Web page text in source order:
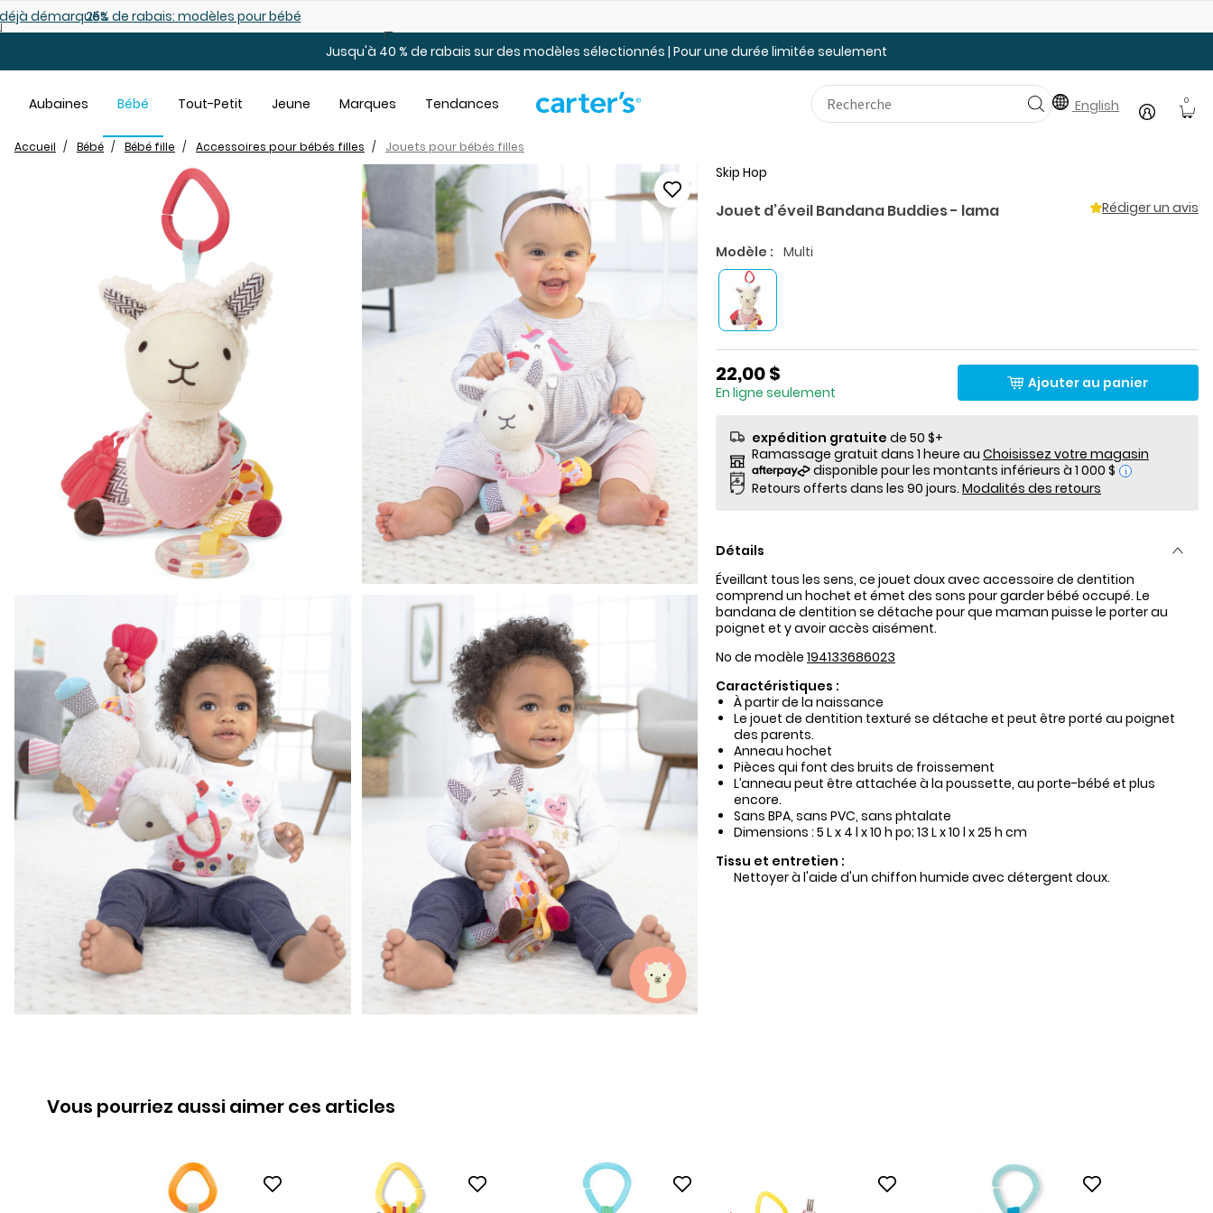
démarqués25% de rabais: modèles pour bébé
Jusqu'à 40 % de rabais sur des modèles sélectionnés | Pour une durée limitée seulement
Aubaines Bébé Tout-Petit Jeune Marques Tendances English 0
Accueil Bébé Bébé fille Accessoires pour bébés filles Jouets pour bébés filles
Skip Hop
Jouet d’éveil Bandana Buddies - lama Rédiger un avis
Modèle : Multi
22,00 $
En ligne seulement
Ajouter au panier
expédition gratuite de 50 $+
Ramassage gratuit dans 1 heure au Choisissez votre magasin
i
Retours offerts dans les 90 jours. Modalités des retours
Détails
Éveillant tous les sens, ce jouet doux avec accessoire de dentition
comprend un hochet et émet des sons pour garder bébé occupé. Le
bandana de dentition se détache pour que maman puisse le porter au
poignet et y avoir accès aisément.
No de modèle 194133686023
Caractéristiques :
À partir de la naissance
Le jouet de dentition texturé se détache et peut être porté au poignet
des parents.
Anneau hochet
Pièces qui font des bruits de froissement
L’anneau peut être attachée à la poussette, au porte-bébé et plus
encore.
Sans BPA, sans PVC, sans phtalate
Dimensions : 5 L x 4 l x 10 h po; 13 L x 10 l x 25 h cm
Tissu et entretien :
Nettoyer à l'aide d'un chiffon humide avec détergent doux.
Vous pourriez aussi aimer ces articles